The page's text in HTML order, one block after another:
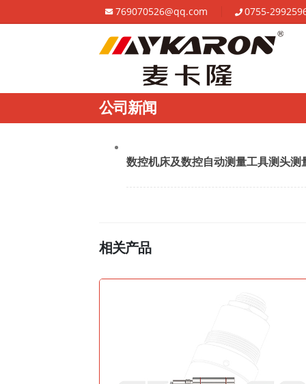
769070526@qq.com 0755-
公司新闻
数控机床及数控自动测量工具测头测
相关产品